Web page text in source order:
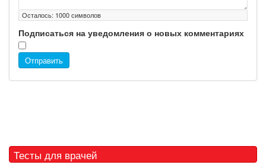
Осталось: 1000символов
Подписаться на уведомления о новых комментариях
Отправить
Тесты для врачей